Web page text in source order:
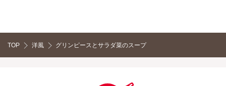
TOP 洋風 グリンピースとサラダ菜のスープ